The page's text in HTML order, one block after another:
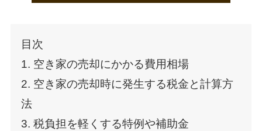
目次
1. 空き家の売却にかかる費用相場
2. 空き家の売却時に発生する税金と計算方
法
3. 税負担を軽くする特例や補助金